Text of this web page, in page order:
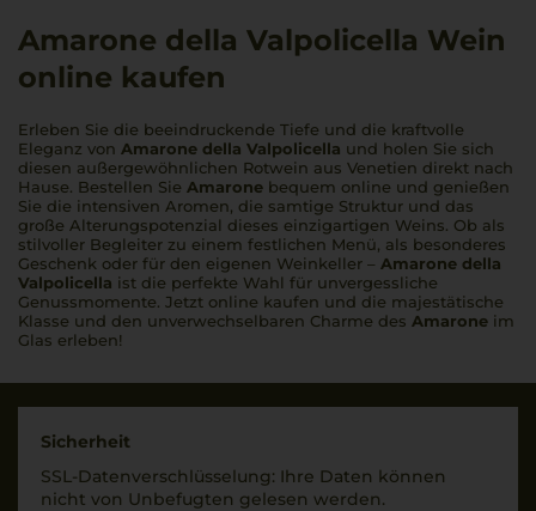
Amarone della Valpolicella Wein
online kaufen
Erleben Sie die beeindruckende Tiefe und die kraftvolle
Eleganz von Amarone della Valpolicella und holen Sie sich
diesen außergewöhnlichen Rotwein aus Venetien direkt nach
Hause. Bestellen Sie Amarone bequem online und genießen
Sie die intensiven Aromen, die samtige Struktur und das
große Alterungspotenzial dieses einzigartigen Weins. Ob als
stilvoller Begleiter zu einem festlichen Menü, als besonderes
Geschenk oder für den eigenen Weinkeller – Amarone della
Valpolicella ist die perfekte Wahl für unvergessliche
Genussmomente. Jetzt online kaufen und die majestätische
Klasse und den unverwechselbaren Charme des Amarone im
Glas erleben!
Sicherheit
SSL-Daten­verschlüs­selung: Ihre Daten können
nicht von Unbe­fugten gelesen werden.